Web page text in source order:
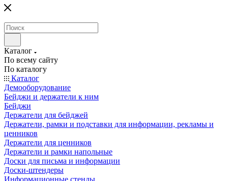
Каталог
По всему сайту
По каталогу
Каталог
Демооборудование
Бейджи и держатели к ним
Бейджи
Держатели для бейджей
Держатели, рамки и подставки для информации, рекламы и
ценников
Держатели для ценников
Держатели и рамки напольные
Доски для письма и информации
Доски-штендеры
Информационные стенды